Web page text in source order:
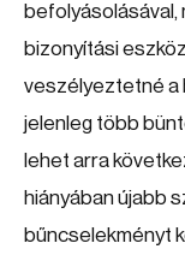
befolyásolásával,
bizonyítási
veszélyeztetné a
jelenleg több
lehet arra
hiányában újabb
bűncselekményt